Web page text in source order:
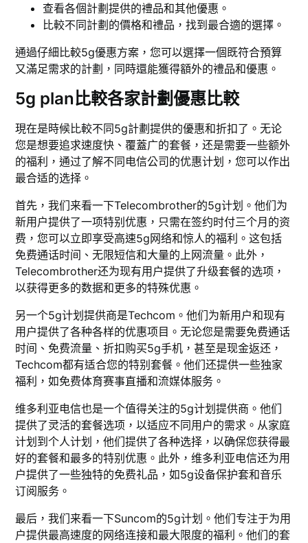
查看各個計劃提供的禮品和其他優惠。
比較不同計劃的價格和禮品，找到最合適的選擇。
通過仔細比較5g優惠方案，您可以選擇一個既符合預算
又滿足需求的計劃，同時還能獲得額外的禮品和優惠。
5g plan比較各家計劃優惠比較
現在是時候比較不同5g計劃提供的優惠和折扣了。无论
您是想要追求速度快、覆蓋广的套餐，还是需要一些额外
的福利，通过了解不同电信公司的优惠计划，您可以作出
最合适的选择。
首先，我们来看一下Telecombrother的5g计划。他们为
新用户提供了一项特别优惠，只需在签约时付三个月的资
费，您可以立即享受高速5g网络和惊人的福利。这包括
免费通话时间、无限短信和大量的上网流量。此外，
Telecombrother还为现有用户提供了升级套餐的选项，
以获得更多的数据和更多的特殊优惠。
另一个5g计划提供商是Techcom。他们为新用户和现有
用户提供了各种各样的优惠项目。无论您是需要免费通话
时间、免费流量、折扣购买5g手机，甚至是现金返还，
Techcom都有适合您的特别套餐。他们还提供一些独家
福利，如免费体育赛事直播和流媒体服务。
维多利亚电信也是一个值得关注的5g计划提供商。他们
提供了灵活的套餐选项，以适应不同用户的需求。从家庭
计划到个人计划，他们提供了各种选择，以确保您获得最
好的套餐和最多的特别优惠。此外，维多利亚电信还为用
户提供了一些独特的免费礼品，如5g设备保护套和音乐
订阅服务。
最后，我们来看一下Suncom的5g计划。他们专注于为用
户提供最高速度的网络连接和最大限度的福利。他们的套